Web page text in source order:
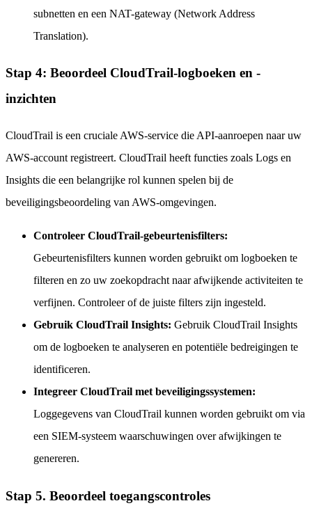
subnetten en een NAT-gateway (Network Address
Translation).
Stap 4: Beoordeel CloudTrail-logboeken en -
inzichten
CloudTrail is een cruciale AWS-service die API-aanroepen naar uw
AWS-account registreert. CloudTrail heeft functies zoals Logs en
Insights die een belangrijke rol kunnen spelen bij de
beveiligingsbeoordeling van AWS-omgevingen.
Controleer CloudTrail-gebeurtenisfilters:
Gebeurtenisfilters kunnen worden gebruikt om logboeken te
filteren en zo uw zoekopdracht naar afwijkende activiteiten te
verfijnen. Controleer of de juiste filters zijn ingesteld.
Gebruik CloudTrail Insights: Gebruik CloudTrail Insights
om de logboeken te analyseren en potentiële bedreigingen te
identificeren.
Integreer CloudTrail met beveiligingssystemen:
Loggegevens van CloudTrail kunnen worden gebruikt om via
een SIEM-systeem waarschuwingen over afwijkingen te
genereren.
Stap 5. Beoordeel toegangscontroles